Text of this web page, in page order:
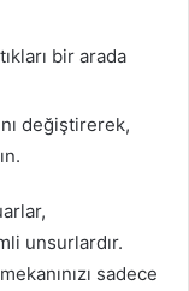
bir arada
değiştirerek,
unsurlardır.
sadece